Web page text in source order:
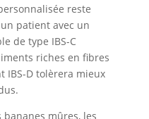
reste
patient avec un
de type IBS-C
riches en fibres
IBS-D tolèrera mieux
mûres, les